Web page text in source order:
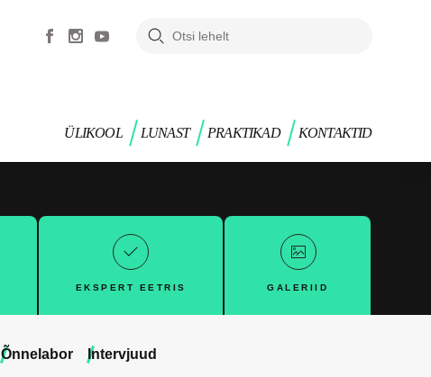
ÜLIKOOL LUNAST PRAKTIKAD KONTAKTID
EKSPERT EETRIS GALERIID
Õnnelabor Intervjuud